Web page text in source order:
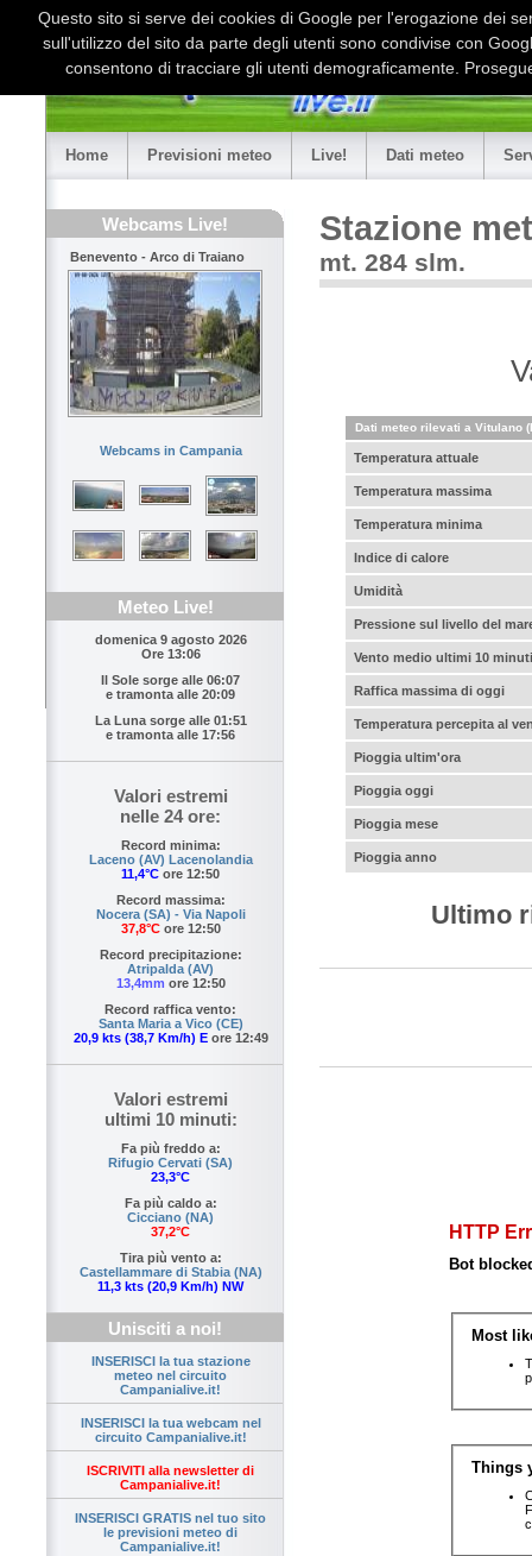
Home Previsioni meteo Live! Dati meteo
Webcams Live!
Benevento - Arco di Traiano
Webcams in Campania
Meteo Live!
domenica 9 agosto 2026
Ore 13:06
Il Sole sorge alle 06:07
e tramonta alle 20:09
La Luna sorge alle 01:51
e tramonta alle 17:56
Valori estremi
nelle 24 ore:
Record minima:
Laceno (AV) Lacenolandia
11,4°C ore 12:50
Record massima:
Nocera (SA) - Via Napoli
37,8°Core 12:50
Record precipitazione:
Atripalda (AV)
13,4mm ore 12:50
Record raffica vento:
Santa Maria a Vico (CE)
20,9 kts (38,7 Km/h) Eore 12:49
Valori estremi
ultimi 10 minuti:
Fa più freddo a:
Rifugio Cervati (SA)
23,3°C
Fa più caldo a:
Cicciano (NA)
37,2°C
Tira più vento a:
Castellammare di Stabia (NA)
11,3 kts (20,9 Km/h) NW
Unisciti a noi!
INSERISCI la tua stazione
meteo nel circuito
Campanialive.it!
INSERISCI la tua webcam nel
circuito Campanialive.it!
ISCRIVITI alla newsletter di
Campanialive.it!
INSERISCI GRATIS nel tuo sito
le previsioni meteo di
Campanialive.it!
Stazione
mt. 284 slm.
Dati meteo rilevati a Vitulano
Temperatura attuale
Temperatura massima
Temperatura minima
Indice di calore
Umidità
Pressione sul livello del
Vento medio ultimi 10 minuti
Raffica massima di oggi
Temperatura percepita al
Pioggia ultim'ora
Pioggia oggi
Pioggia mese
Pioggia anno
Ultimo
Questo sito si serve dei cookies di Google per l'erogazione dei
sull'utilizzo del sito da parte degli utenti sono condivise con
consentono di tracciare gli utenti demograficamente.